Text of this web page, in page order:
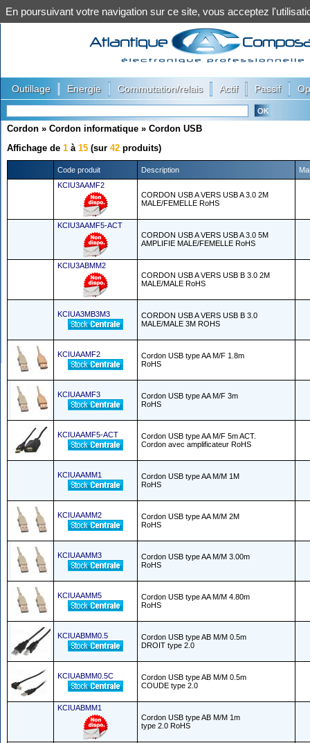
Outillage Energie Commutation/relais Actif Passif
Cordon » Cordon informatique » Cordon USB
Affichage de 1 à 15 (sur 42 produits)
Code produit Description
KCIU3AAMF2
CORDON USB A VERS USB A 3.0 2M
MALE/FEMELLE RoHS
KCIU3AAMF5-ACT
CORDON USB A VERS USB A 3.0 5M
AMPLIFIE MALE/FEMELLE RoHS
KCIU3ABMM2
CORDON USB A VERS USB B 3.0 2M
MALE/MALE RoHS
KCIUA3MB3M3
CORDON USB A VERS USB B 3.0
MALE/MALE 3M ROHS
KCIUAAMF2
Cordon USB type AA M/F 1.8m
RoHS
KCIUAAMF3
Cordon USB type AA M/F 3m
RoHS
KCIUAAMF5-ACT
Cordon USB type AA M/F 5m ACT.
Cordon avec amplificateur RoHS
KCIUAAMM1
Cordon USB type AA M/M 1M
RoHS
KCIUAAMM2
Cordon USB type AA M/M 2M
RoHS
KCIUAAMM3
Cordon USB type AA M/M 3.00m
RoHS
KCIUAAMM5
Cordon USB type AA M/M 4.80m
RoHS
KCIUABMM0.5
Cordon USB type AB M/M 0.5m
DROIT type 2.0
KCIUABMM0.5C
Cordon USB type AB M/M 0.5m
COUDE type 2.0
KCIUABMM1
Cordon USB type AB M/M 1m
type 2.0 RoHS
En poursuivant votre navigation sur ce site, vous acceptez